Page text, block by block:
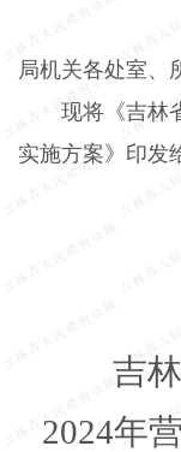
局机关各处室、
现将《吉林
实施方案》印发
吉
2024年